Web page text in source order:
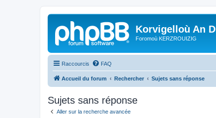
Korvigelloù An
Foromoù KERZROUIZIG
Raccourcis FAQ
Accueil du forum Rechercher Sujets sans réponse
Sujets sans réponse
Aller sur la recherche avancée